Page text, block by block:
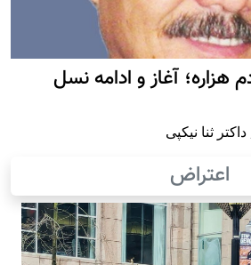
هزاره؛ آغاز و ادامه نسل
داکتر ثنا نیکپی
اعتراض